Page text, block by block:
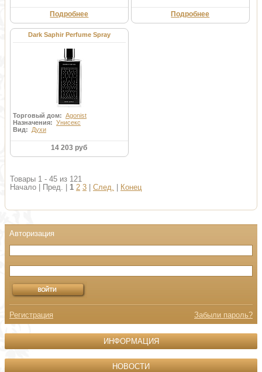
Подробнее Подробнее
Dark Saphir Perfume Spray
Торговый дом: Agonist
Назначения: Унисекс
Вид: Духи
14 203 руб
Товары 1 - 45 из 121
Начало | Пред. | 1 2 3 След. Конец
Регистрация Забыли пароль?
ИНФОРМАЦИЯ
НОВОСТИ